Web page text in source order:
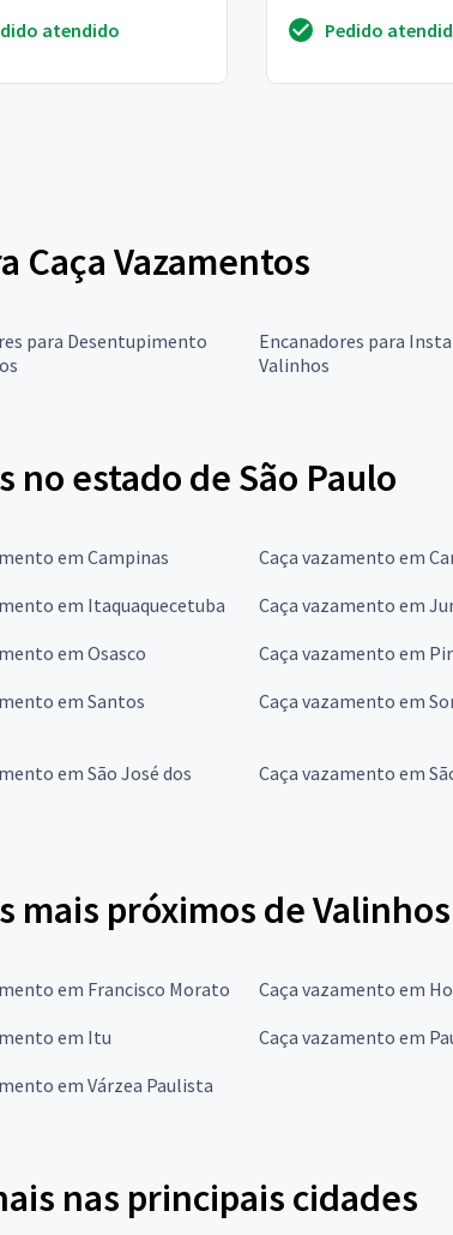
me enviar...
atendido
vazamento e a...
Pedido
Caça Vazamentos
para Desentupimento
Encanadores para
Valinhos
no estado de São Paulo
em Campinas Caça vazamento em
em Itaquaquecetuba Caça vazamento em
em Osasco Caça vazamento em
em Santos Caça vazamento em
em São José dos
Caça vazamento em
mais próximos de Valinhos
em Francisco Morato Caça vazamento em
em Itu Caça vazamento em
em Várzea Paulista
nas principais cidades